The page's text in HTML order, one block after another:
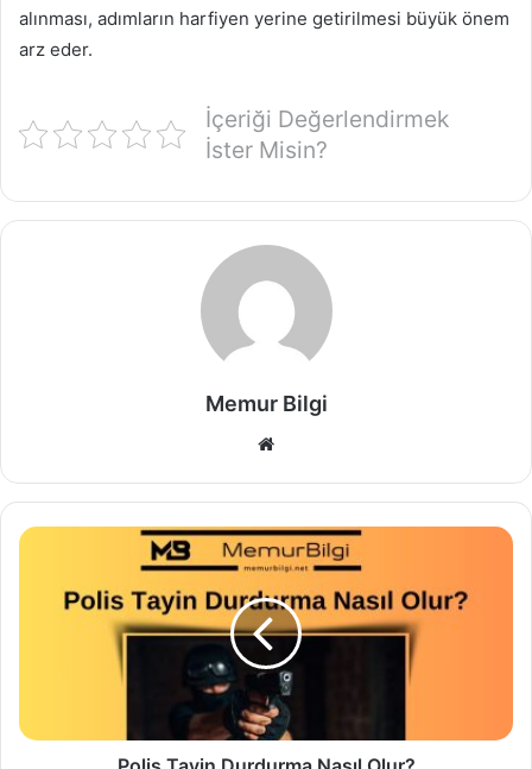
alınması, adımların harfiyen yerine getirilmesi büyük önem
arz eder.
İçeriği Değerlendirmek
İster Misin?
Memur Bilgi
Web